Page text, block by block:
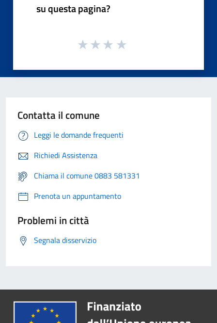
su questa pagina?
Contatta il comune
Leggi le domande frequenti
Richiedi Assistenza
Chiama il comune 0883 581331
Prenota un appuntamento
Problemi in città
Segnala disservizio